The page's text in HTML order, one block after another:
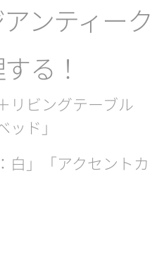
ンティーク
る！
リビングテーブル
ッド」
白」「アクセントカ